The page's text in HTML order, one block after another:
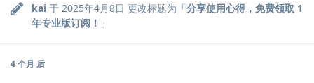
kai 于 2025年4月8日 更改标题为「分享使用心得，免费领取 1
年专业版订阅！ 」
4 个月 后